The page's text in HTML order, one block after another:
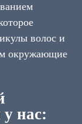
волос и
окружающие
нас: